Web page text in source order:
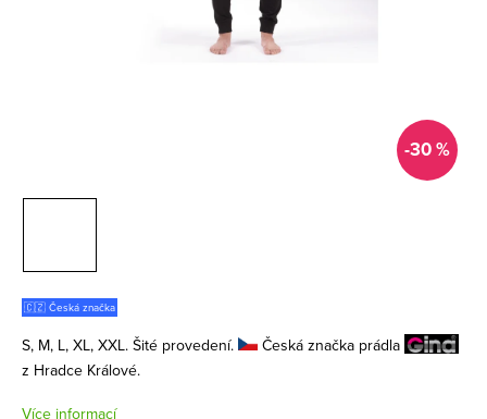
-30 %
🇨🇿 Česká značka
S, M, L, XL, XXL. Šité provedení.
Česká značka prádla
z Hradce Králové.
Více informací